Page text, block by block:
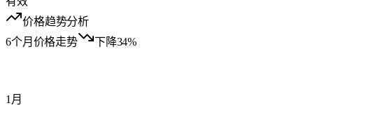
价格趋势分析
6个月价格走势
下降34%
1月